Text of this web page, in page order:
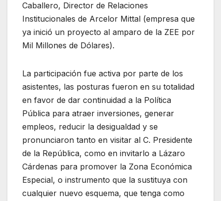
Caballero, Director de Relaciones
Institucionales de Arcelor Mittal (empresa que
ya inició un proyecto al amparo de la ZEE por
Mil Millones de Dólares).
La participación fue activa por parte de los
asistentes, las posturas fueron en su totalidad
en favor de dar continuidad a la Política
Pública para atraer inversiones, generar
empleos, reducir la desigualdad y se
pronunciaron tanto en visitar al C. Presidente
de la República, como en invitarlo a Lázaro
Cárdenas para promover la Zona Económica
Especial, o instrumento que la sustituya con
cualquier nuevo esquema, que tenga como